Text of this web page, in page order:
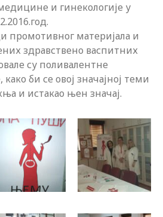
и гинекологије у
промотивног материјала и
здравствено васпитних
су поливалентне
би се овој значајној теми
и истакао њен значај.